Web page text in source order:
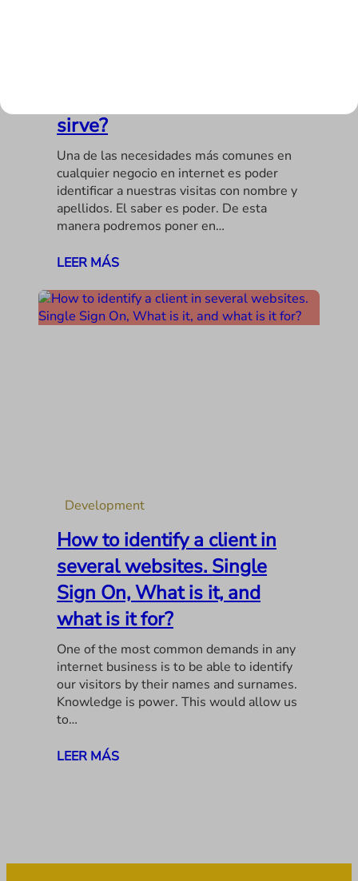
sirve?
Una de las necesidades más comunes en
cualquier negocio en internet es poder
identificar a nuestras visitas con nombre y
apellidos. El saber es poder. De esta
manera podremos poner en…
LEER MÁS
Development
How to identify a client in
several websites. Single
Sign On, What is it, and
what is it for?
One of the most common demands in any
internet business is to be able to identify
our visitors by their names and surnames.
Knowledge is power. This would allow us
to…
LEER MÁS